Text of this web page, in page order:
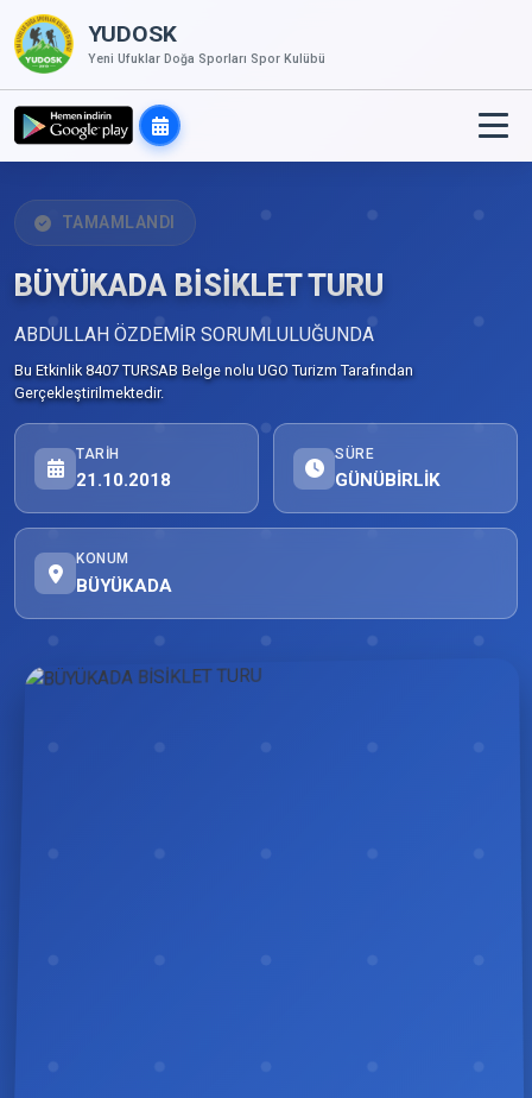
YUDOSK
Yeni Ufuklar Doğa Sporları Spor Kulübü
TAMAMLANDI
BÜYÜKADA BİSİKLET TURU
ABDULLAH ÖZDEMİR SORUMLULUĞUNDA
Bu Etkinlik 8407 TURSAB Belge nolu UGO Turizm Tarafından
Gerçekleştirilmektedir.
TARIH
21.10.2018
SÜRE
GÜNÜBİRLİK
KONUM
BÜYÜKADA